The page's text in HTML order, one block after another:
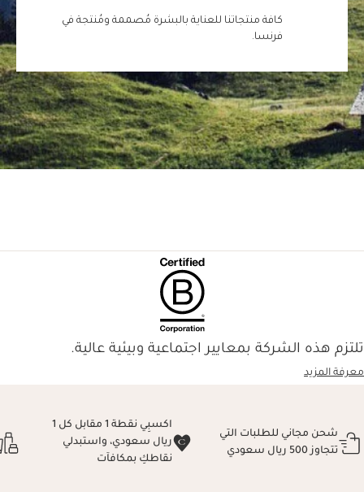
كافة منتجاتنا للعناية بالبشرة مُصممة ومُنتجة في
فرنسا.
تلتزم هذه الشركة بمعايير اجتماعية وبيئية عالية.
معرفة المزيد
شحن مجاني للطلبات التي
تتجاوز 500 ريال سعودي
اكسبِي نقطة 1 مقابل كل 1
ريال سعودي، واستبدلي
نقاطكِ بمكافآت